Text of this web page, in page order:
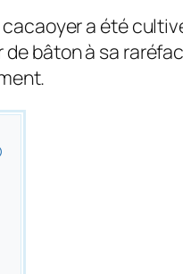
a été
bâton à sa